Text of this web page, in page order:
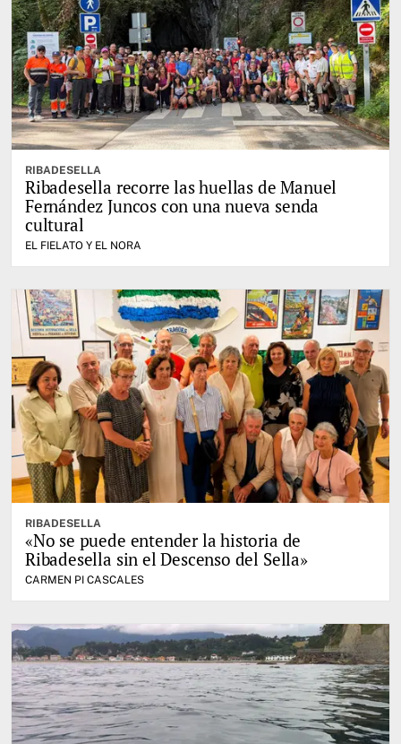
RIBADESELLA
Ribadesella recorre las huellas de Manuel
Fernández Juncos con una nueva senda
cultural
EL FIELATO Y EL NORA
RIBADESELLA
«No se puede entender la historia de
Ribadesella sin el Descenso del Sella»
CARMEN PI CASCALES